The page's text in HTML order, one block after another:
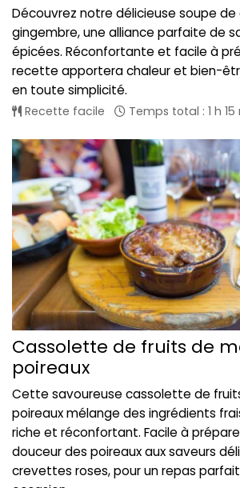
Découvrez notre délicieuse soupe
gingembre, une alliance parfaite de
épicées. Réconfortante et facile à
recette apportera chaleur et bien-
en toute simplicité.
Recette facile Temps total : 1 h 15
Cassolette de fruits de
poireaux
Cette savoureuse cassolette de
poireaux mélange des ingrédients
riche et réconfortant. Facile à
douceur des poireaux aux saveurs
crevettes roses, pour un repas